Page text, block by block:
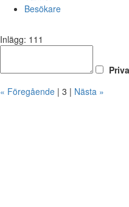
Besökare
Inlägg: 111
« Föregående | 3 | Nästa »